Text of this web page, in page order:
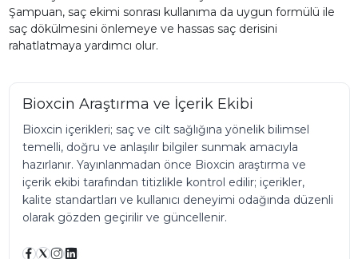
Şampuan, saç ekimi sonrası kullanıma da uygun formülü ile
saç dökülmesini önlemeye ve hassas saç derisini
rahatlatmaya yardımcı olur.
Bioxcin Araştırma ve İçerik Ekibi
Bioxcin içerikleri; saç ve cilt sağlığına yönelik bilimsel
temelli, doğru ve anlaşılır bilgiler sunmak amacıyla
hazırlanır. Yayınlanmadan önce Bioxcin araştırma ve
içerik ekibi tarafından titizlikle kontrol edilir; içerikler,
kalite standartları ve kullanıcı deneyimi odağında düzenli
olarak gözden geçirilir ve güncellenir.